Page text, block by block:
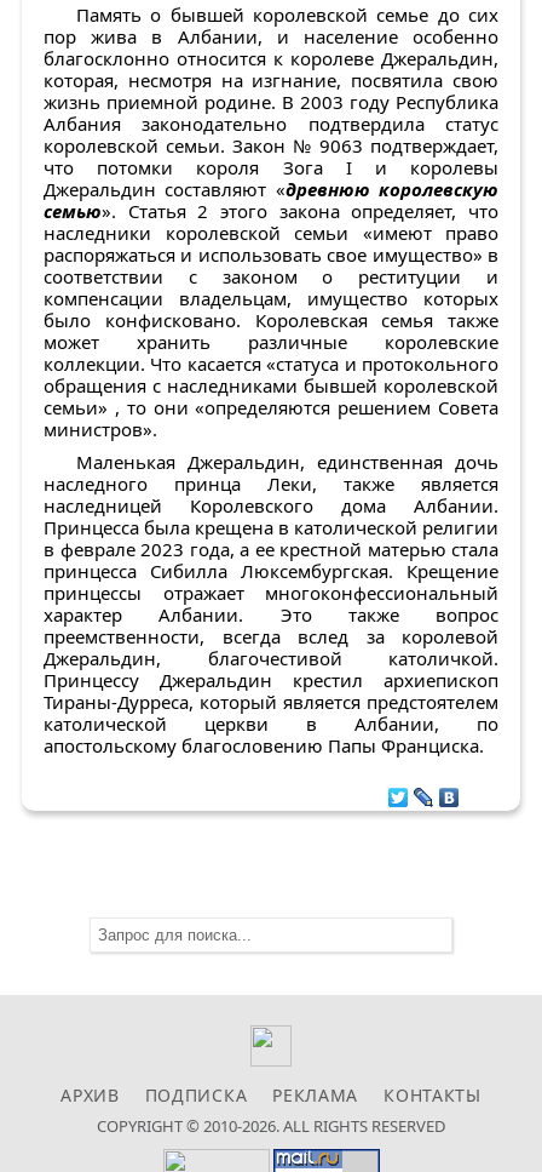
Память о бывшей королевской семье до сих
пор жива в Албании, и население особенно
благосклонно относится к королеве Джеральдин,
которая, несмотря на изгнание, посвятила свою
жизнь приемной родине. В 2003 году Республика
Албания законодательно подтвердила статус
королевской семьи. Закон № 9063 подтверждает,
что потомки короля Зога I и королевы
Джеральдин составляют «древнюю королевскую
семью». Статья 2 этого закона определяет, что
наследники королевской семьи «имеют право
распоряжаться и использовать свое имущество» в
соответствии с законом о реституции и
компенсации владельцам, имущество которых
было конфисковано. Королевская семья также
может хранить различные королевские
коллекции. Что касается «статуса и протокольного
обращения с наследниками бывшей королевской
семьи» , то они «определяются решением Совета
министров».
Маленькая Джеральдин, единственная дочь
наследного принца Леки, также является
наследницей Королевского дома Албании.
Принцесса была крещена в католической религии
в феврале 2023 года, а ее крестной матерью стала
принцесса Сибилла Люксембургская. Крещение
принцессы отражает многоконфессиональный
характер Албании. Это также вопрос
преемственности, всегда вслед за королевой
Джеральдин, благочестивой католичкой.
Принцессу Джеральдин крестил архиепископ
Тираны-Дурреса, который является предстоятелем
католической церкви в Албании, по
апостольскому благословению Папы Франциска.
АРХИВ ПОДПИСКА РЕКЛАМА КОНТАКТЫ
COPYRIGHT © 2010-2026. ALL RIGHTS RESERVED